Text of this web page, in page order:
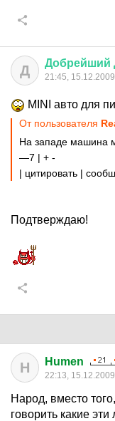
Д Добрейший
21:45, 15.12.2009
MINI авто для пи
От пользователя
На западе машина
—7 | + -
| цитировать |
Подтверждаю!
H Humen
22:13, 15.12.2009
Народ, вместо
говорить какие